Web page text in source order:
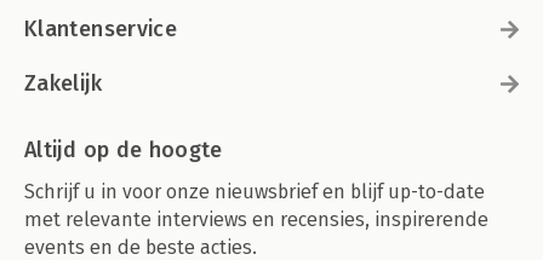
Klantenservice
Zakelijk
Altijd op de hoogte
Schrijf u in voor onze nieuwsbrief en blijf up-to-date
met relevante interviews en recensies, inspirerende
events en de beste acties.